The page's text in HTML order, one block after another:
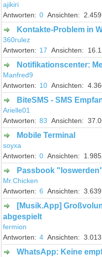
ajikiri
0
2.459
Kontakte-Problem in
360rulez
17
Notifikationscenter:
Manfred9
10
BiteSMS - SMS
Arielle01
83
Mobile Terminal
soyxa
0
1.985
Passbook
Mr.Chicken
6
3.639
[Musik.App]
abgespielt
fermion
4
3.013
WhatsApp: Keine